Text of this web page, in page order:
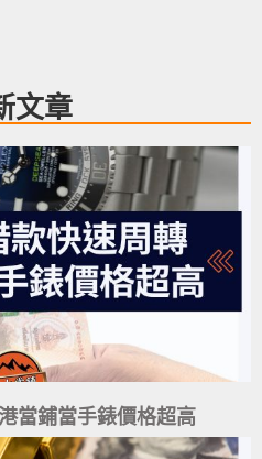
文章
當鋪當手錶價格超高